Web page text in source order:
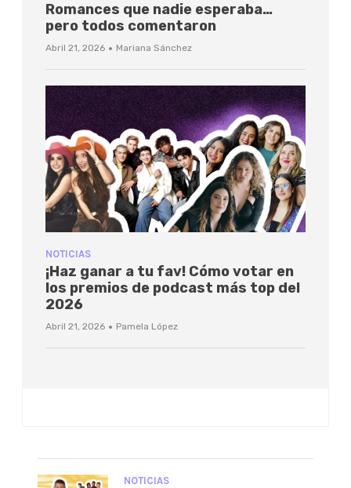
Romances que nadie esperaba…
pero todos comentaron
Abril 21, 2026 · Mariana Sánchez
NOTICIAS
¡Haz ganar a tu fav! Cómo votar en
los premios de podcast más top del
2026
Abril 21, 2026 · Pamela López
NOTICIAS